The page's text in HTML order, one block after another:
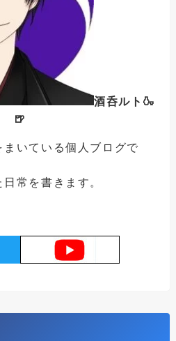
酒呑ルト🍶
🍺
いている個人ブログで
常を書きます。